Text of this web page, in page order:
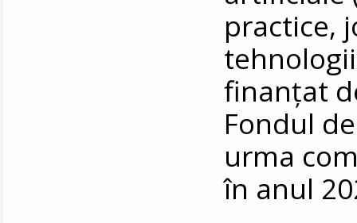
practice,
finanțat
Fondul
urma
în anul